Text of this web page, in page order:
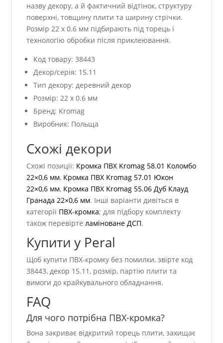
назву декору, а й фактичний відтінок, структуру
поверхні, товщину плити та ширину стрічки.
Розмір 22 x 0.6 мм підбирають під торець і
технологію обробки після приклеювання.
Код товару: 38443
Декор/серія: 15.11
Тип декору: деревний декор
Розмір: 22 x 0.6 мм
Бренд: Kromag
Виробник: Польща
Схожі декори
Схожі позиції: Кромка ПВХ Kromag 58.01 Коломбо
22×0,6 мм, Кромка ПВХ Kromag 57.01 Юкон
22×0,6 мм, Кромка ПВХ Kromag 55.06 Дуб Клауд
Гранада 22×0,6 мм. Інші варіанти дивіться в
категорії ПВХ-кромка; для підбору комплекту
також перевіртеламіноване ДСП.
Купити у Peral
Щоб купити ПВХ-кромку без помилки, звірте код
38443, декор 15.11, розмір, партію плити та
вимоги до крайкувального обладнання.
FAQ
Для чого потрібна ПВХ-кромка?
Вона закриває відкритий торець плити, захищає